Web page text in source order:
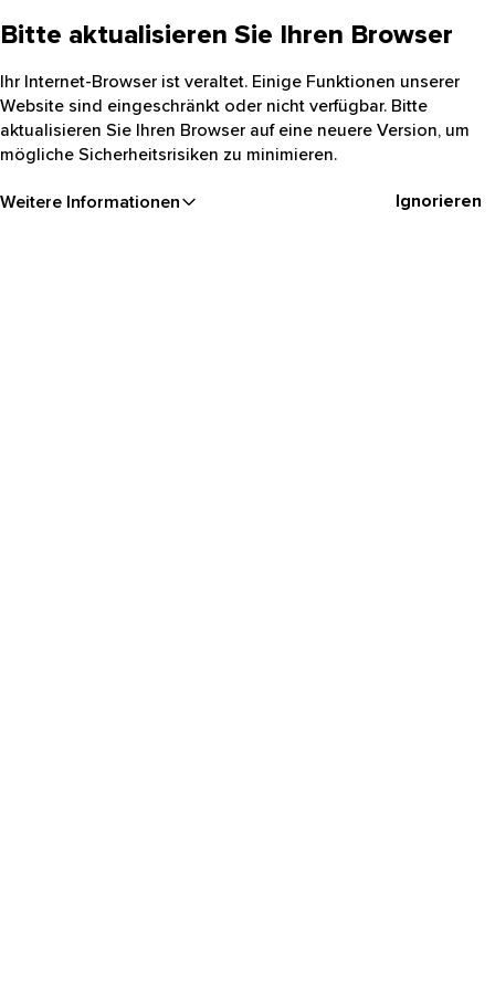
Bitte aktualisieren Sie Ihren Browser
Ihr Internet-Browser ist veraltet. Einige Funktionen unserer
Website sind eingeschränkt oder nicht verfügbar. Bitte
aktualisieren Sie Ihren Browser auf eine neuere Version, um
mögliche Sicherheitsrisiken zu minimieren.
Weitere Informationen Ignorieren